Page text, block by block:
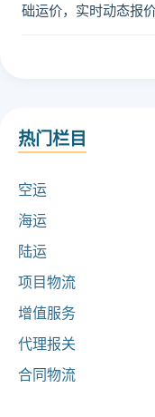
础运价，实时动态报
热门栏目
空运
海运
陆运
项目物流
增值服务
代理报关
合同物流